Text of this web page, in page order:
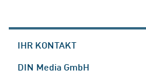
IHR KONTAKT
DIN Media GmbH